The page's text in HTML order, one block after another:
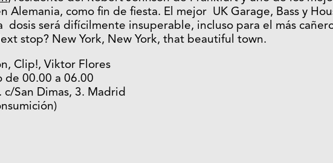
Alemania, como fin de fiesta. El mejor UK Garage, Bass y
dosis será difícilmente insuperable, incluso para el más
stop? New York, New York, that beautiful town.
Clip!, Viktor Flores
de 00.00 a 06.00
c/San Dimas, 3. Madrid